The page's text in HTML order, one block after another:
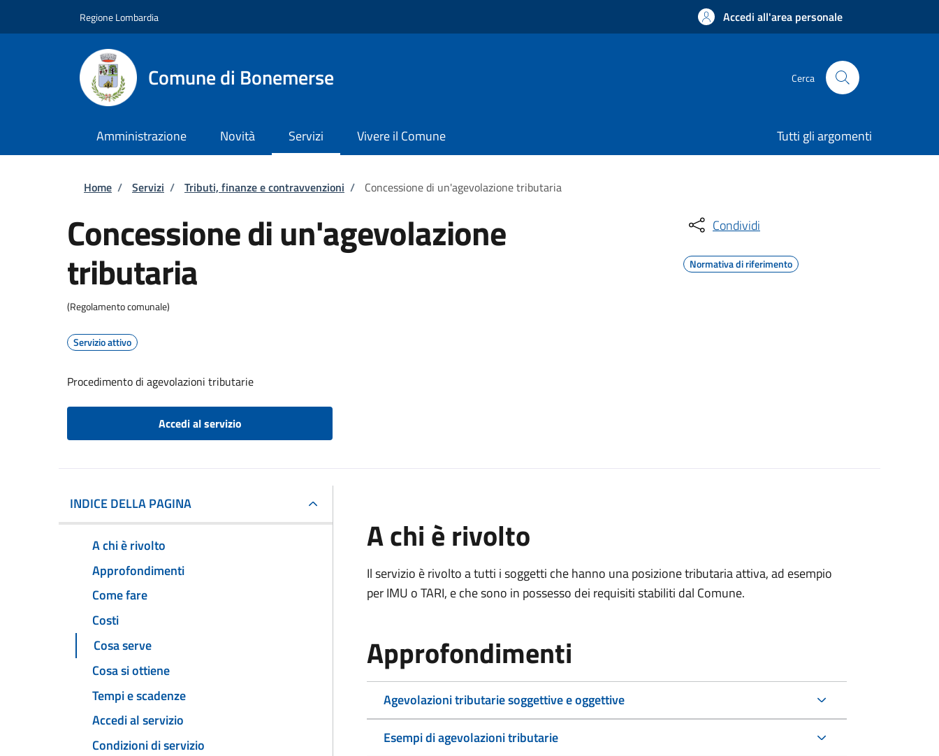
Regione Lombardia Accedi all'area personale
Comune di Bonemerse Cerca
Amministrazione Novità Servizi Vivere il Comune Tutti gli argomenti
Briciole di pane
Home / Servizi / Tributi, finanze e contravvenzioni / Concessione di un'agevolazione tributaria
Concessione di un'agevolazione
tributaria
(Regolamento comunale)
Servizio attivo
Procedimento di agevolazioni tributarie
Accedi al servizio
Condividi
Normativa di riferimento
INDICE DELLA PAGINA
A chi è rivolto
Approfondimenti
Come fare
Costi
Cosa serve
Cosa si ottiene
Tempi e scadenze
Accedi al servizio
Condizioni di servizio
A chi è rivolto
Il servizio è rivolto a tutti i soggetti che hanno una posizione tributaria attiva, ad esempio
per IMU o TARI, e che sono in possesso dei requisiti stabiliti dal Comune.
Approfondimenti
Agevolazioni tributarie soggettive e oggettive
Esempi di agevolazioni tributarie